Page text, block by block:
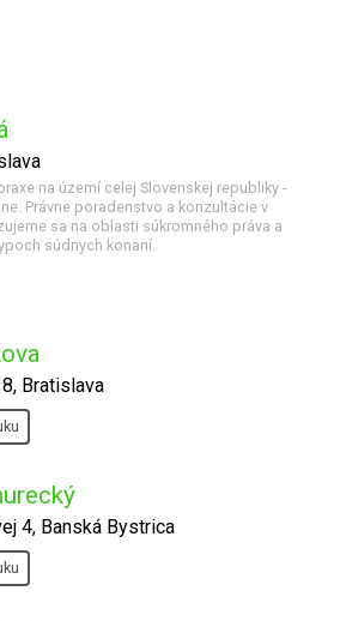
na území celej Slovenskej republiky -
Právne poradenstvo a konzultácie v
sa na oblasti súkromného práva a
súdnych konaní.
Bratislava
4, Banská Bystrica